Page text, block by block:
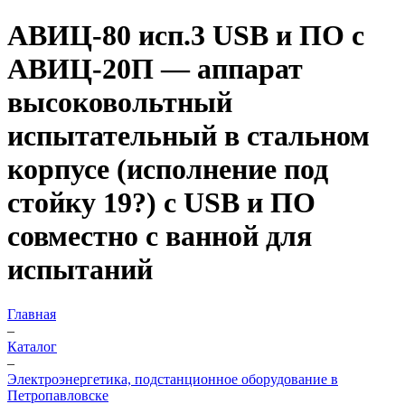
АВИЦ-80 исп.3 USB и ПО c
АВИЦ-20П — аппарат
высоковольтный
испытательный в стальном
корпусе (исполнение под
стойку 19?) с USB и ПО
совместно с ванной для
испытаний
Главная
–
Каталог
–
Электроэнергетика, подстанционное оборудование в
Петропавловске